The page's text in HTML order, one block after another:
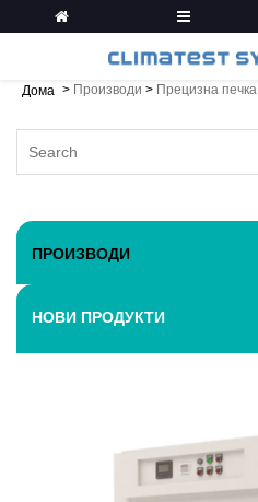
Дома > Производи > Прецизна печка
ПРОИЗВОДИ
НОВИ ПРОДУКТИ